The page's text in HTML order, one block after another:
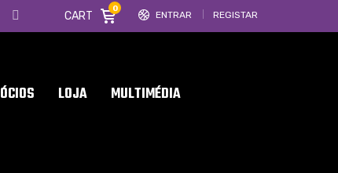
ENTRAR REGISTAR
CART
0
LOJA MULTIMÉDIA